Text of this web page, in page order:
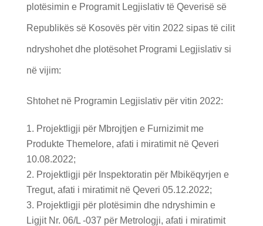
plotësimin e Programit Legjislativ të Qeverisë së
Republikës së Kosovës për vitin 2022 sipas të cilit
ndryshohet dhe plotësohet Programi Legjislativ si
në vijim:
Shtohet në Programin Legjislativ për vitin 2022:
Projektligji për Mbrojtjen e Furnizimit me
Produkte Themelore, afati i miratimit në Qeveri
10.08.2022;
Projektligji për Inspektoratin për Mbikëqyrjen e
Tregut, afati i miratimit në Qeveri 05.12.2022;
Projektligji për plotësimin dhe ndryshimin e
Ligjit Nr. 06/L -037 për Metrologji, afati i miratimit